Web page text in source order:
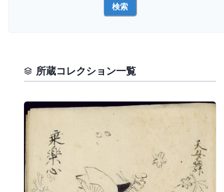
検索
所蔵コレクション一覧